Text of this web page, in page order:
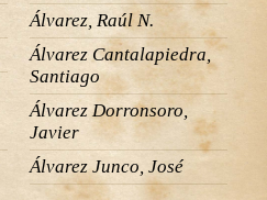
Álvarez, Raúl N.
Álvarez Cantalapiedra,
Santiago
Álvarez Dorronsoro,
Javier
Álvarez Junco, José